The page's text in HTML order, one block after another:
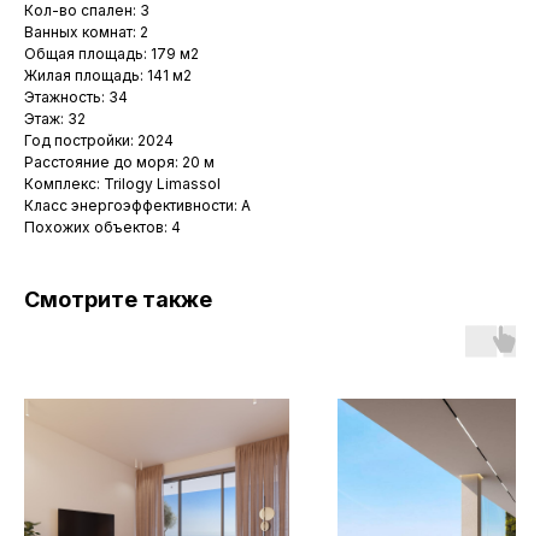
Кол-во спален: 3
Ванных комнат: 2
Общая площадь: 179 м2
Жилая площадь: 141 м2
Этажность: 34
Этаж: 32
Год постройки: 2024
Расстояние до моря: 20 м
Комплекс: Trilogy Limassol
Класс энергоэффективности: A
Похожих объектов: 4
Смотрите также